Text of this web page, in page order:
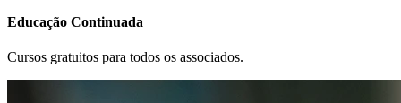
Educação Continuada
Cursos gratuitos para todos os associados.